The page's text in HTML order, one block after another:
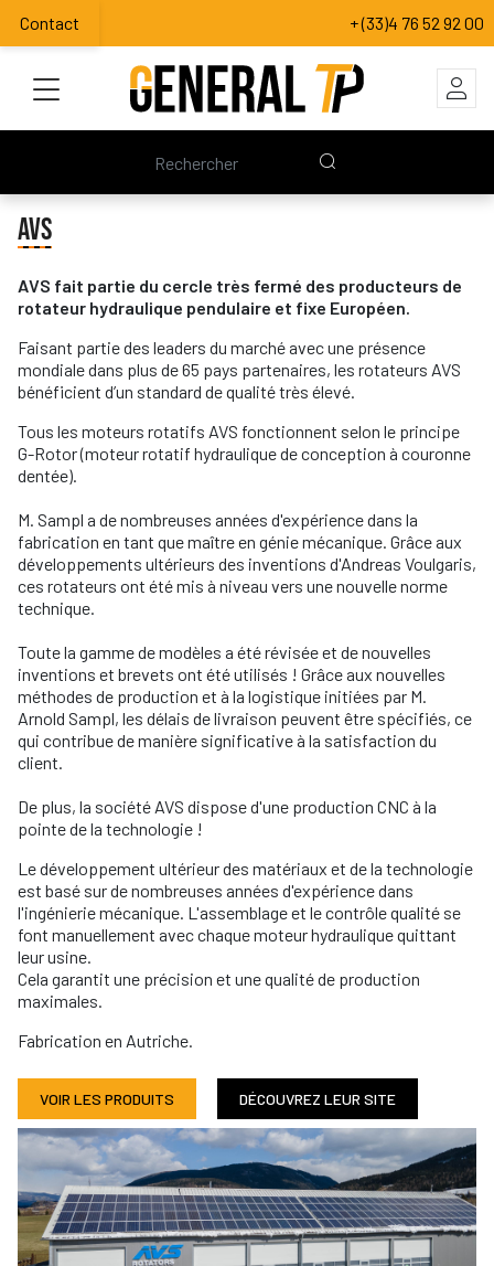
Contact + (33)4 76 52 92 00
AVS
AVS fait partie du cercle très fermé des producteurs de
rotateur hydraulique pendulaire et fixe Européen.
Faisant partie des leaders du marché avec une présence
mondiale dans plus de 65 pays partenaires, les rotateurs AVS
bénéficient d’un standard de qualité très élevé.
Tous les moteurs rotatifs AVS fonctionnent selon le principe
G-Rotor (moteur rotatif hydraulique de conception à couronne
dentée).
M. Sampl a de nombreuses années d'expérience dans la
fabrication en tant que maître en génie mécanique. Grâce aux
développements ultérieurs des inventions d'Andreas Voulgaris,
ces rotateurs ont été mis à niveau vers une nouvelle norme
technique.
Toute la gamme de modèles a été révisée et de nouvelles
inventions et brevets ont été utilisés ! Grâce aux nouvelles
méthodes de production et à la logistique initiées par M.
Arnold Sampl, les délais de livraison peuvent être spécifiés, ce
qui contribue de manière significative à la satisfaction du
client.
De plus, la société AVS dispose d'une production CNC à la
pointe de la technologie !
Le développement ultérieur des matériaux et de la technologie
est basé sur de nombreuses années d'expérience dans
l'ingénierie mécanique. L'assemblage et le contrôle qualité se
font manuellement avec chaque moteur hydraulique quittant
leur usine.
Cela garantit une précision et une qualité de production
maximales.
Fabrication en Autriche.
VOIR LES PRODUITS DÉCOUVREZ LEUR SITE